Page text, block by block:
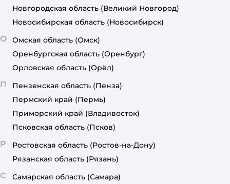
Новгородская область (Великий Новгород)
Новосибирская область (Новосибирск)
О Омская область (Омск)
Оренбургская область (Оренбург)
Орловская область (Орёл)
П Пензенская область (Пенза)
Пермский край (Пермь)
Приморский край (Владивосток)
Псковская область (Псков)
Р Ростовская область (Ростов-на-Дону)
Рязанская область (Рязань)
С Самарская область (Самара)